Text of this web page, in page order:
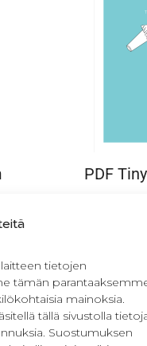
tietojen
tämän
mainoksia.
tällä sivustolla
Suostumuksen
PDF